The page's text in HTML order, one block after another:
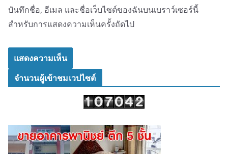
บันทึกชื่อ, อีเมล และชื่อเว็บไซต์ของฉันบนเบราว์เซอร์นี้
สำหรับการแสดงความเห็นครั้งถัดไป
จำนวนผู้เข้าชมเวปไซต์